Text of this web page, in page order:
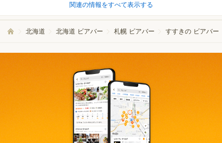
関連の情報をすべて表示する
北海道 北海道 ビアバー 札幌 ビアバー すすきの ビアバー